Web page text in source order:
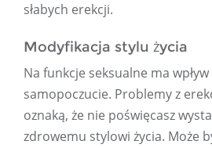
słabych erekcji.
Modyfikacja stylu życia
Na funkcje seksualne ma
samopoczucie. Problemy z
oznaką, że nie poświęcasz
zdrowemu stylowi życia. Może